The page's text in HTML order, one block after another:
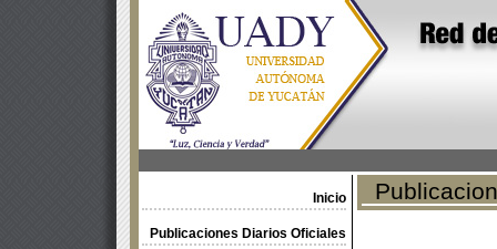
Inicio
Publicaciones Diarios Oficiales